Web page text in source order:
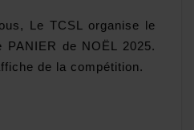
Le TCSL organise le
PANIER de NOËL 2025.
de la compétition.